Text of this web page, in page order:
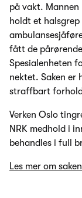
på vakt. Mannen
holdt et
fått de
Spesialenheten
nektet. Saken er
straffbart
Verken Oslo
NRK medhold i
behandles i full
Les mer om